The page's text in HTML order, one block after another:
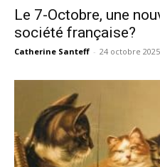
Le 7-Octobre, une
société française?
Catherine Santeff - 24 octobre 2025